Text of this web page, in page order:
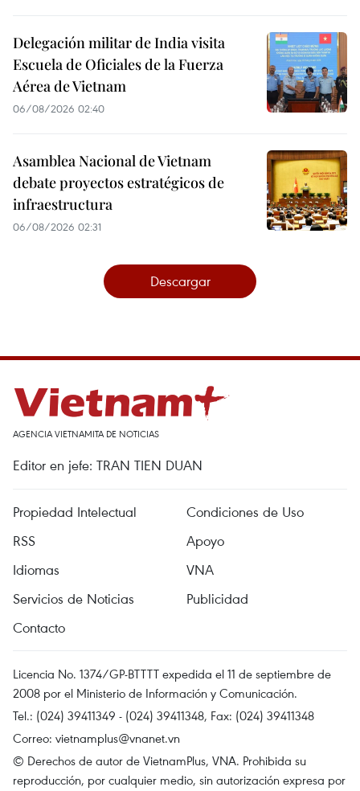
Delegación militar de India visita
Escuela de Oficiales de la Fuerza
Aérea de Vietnam
06/08/2026 02:40
Asamblea Nacional de Vietnam
debate proyectos estratégicos de
infraestructura
06/08/2026 02:31
Descargar
AGENCIA VIETNAMITA DE NOTICIAS
Editor en jefe: TRAN TIEN DUAN
Propiedad Intelectual
Condiciones de Uso
RSS
Apoyo
Idiomas
VNA
Servicios de Noticias
Publicidad
Contacto
Licencia No. 1374/GP-BTTTT expedida el 11 de septiembre de
2008 por el Ministerio de Información y Comunicación.
Tel.: (024) 39411349 - (024) 39411348, Fax: (024) 39411348
Correo: vietnamplus@vnanet.vn
© Derechos de autor de VietnamPlus, VNA. Prohibida su
reproducción, por cualquier medio, sin autorización expresa por